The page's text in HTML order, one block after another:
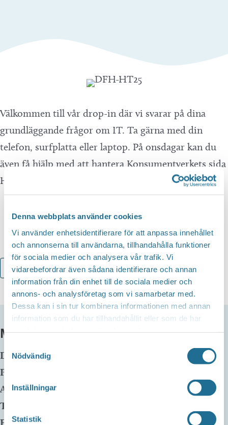
Denna webbplats använder cookies
Vi använder enhetsidentifierare för att anpassa innehållet
och annonserna till användarna, tillhandahålla funktioner
för sociala medier och analysera vår trafik. Vi
vidarebefordrar även sådana identifierare och annan
information från din enhet till de sociala medier och
annons- och analysföretag som vi samarbetar med.
Dessa kan i sin tur kombinera informationen med annan
information som du har tillhandahållit eller som de har
Nödvändig
Inställningar
Statistik
Välkommen till vår drop-in där vi svarar på dina
grundläggande frågor om IT. Ta gärna med din
telefon, surfplatta eller laptop. På onsdagar kan du
även få hjälp med att hantera Konsumentverkets sida
Hallå konsument.
Lägg till i kalender
MER INFO
Datum: 20 augusti, 2025 kl 14:00
Plats:
Adress:
Telefon:
E-mail: